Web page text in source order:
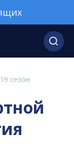
19 сезон